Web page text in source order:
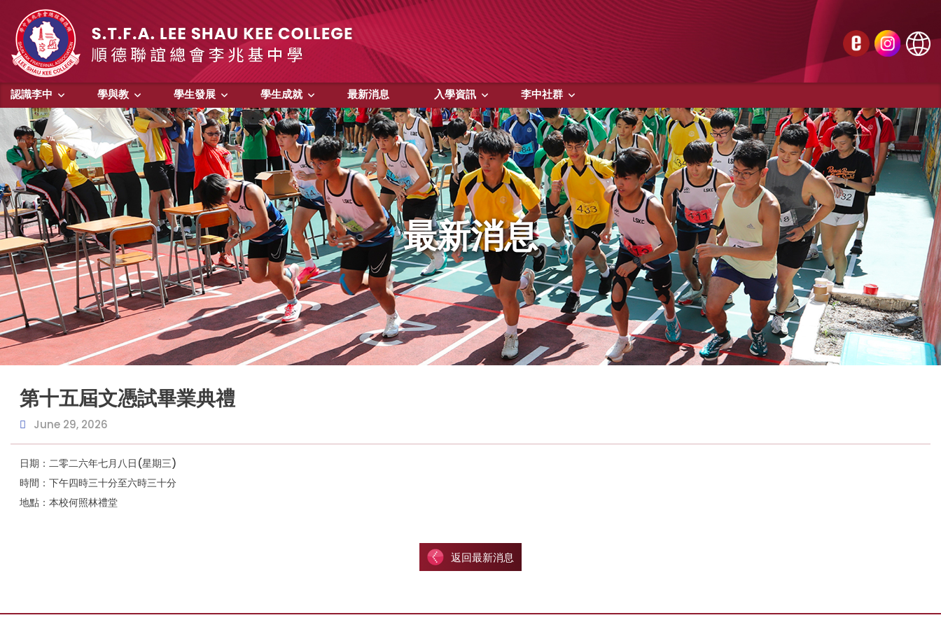
認識李中 學與教 學生發展 學生成就 最新消息 入學資訊 李中社群
最新消息
第十五屆文憑試畢業典禮
June 29, 2026
日期：二零二六年七月八日(星期三)
時間：下午四時三十分至六時三十分
地點：本校何照林禮堂
返回最新消息